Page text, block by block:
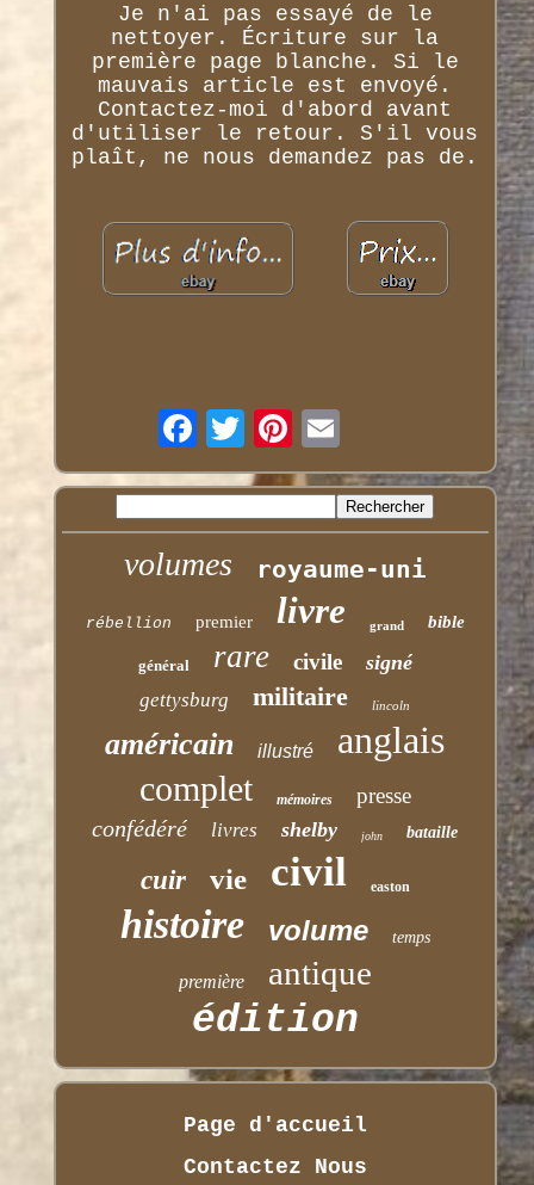
Je n'ai pas essayé de le
nettoyer. Écriture sur la
première page blanche. Si le
mauvais article est envoyé.
Contactez-moi d'abord avant
d'utiliser le retour. S'il vous
plaît, ne nous demandez pas de.
volumes royaume-uni
rébellion premier livre grand bible
général rare civile signé
gettysburg militaire lincoln
américain illustré anglais
complet mémoires presse
confédéré livres shelby john bataille
cuir vie civil easton
histoire volume temps
première antique
édition
Page d'accueil
Contactez Nous